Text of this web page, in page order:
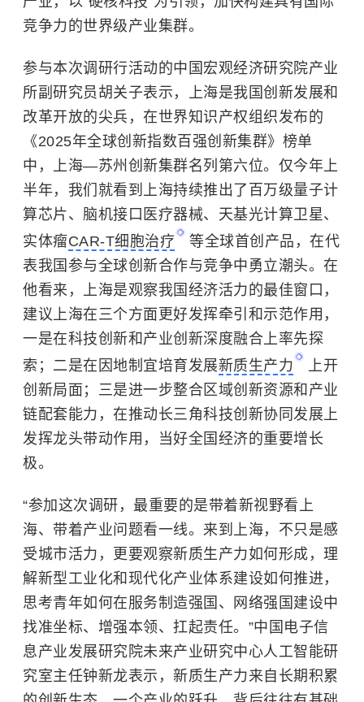
竞争力的世界级产业集群。
参与本次调研行活动的中国宏观经济研究院产业
所副研究员胡关子表示，上海是我国创新发展和
改革开放的尖兵，在世界知识产权组织发布的
《2025年全球创新指数百强创新集群》榜单
中，上海—苏州创新集群名列第六位。仅今年上
半年，我们就看到上海持续推出了百万级量子计
算芯片、脑机接口医疗器械、天基光计算卫星、
实体瘤CAR-T细胞治疗
等全球首创产品，在代
表我国参与全球创新合作与竞争中勇立潮头。在
他看来，上海是观察我国经济活力的最佳窗口，
建议上海在三个方面更好发挥牵引和示范作用，
一是在科技创新和产业创新深度融合上率先探
索；二是在因地制宜培育发展新质生产力
上开
创新局面；三是进一步整合区域创新资源和产业
链配套能力，在推动长三角科技创新协同发展上
发挥龙头带动作用，当好全国经济的重要增长
极。
“参加这次调研，最重要的是带着新视野看上
海、带着产业问题看一线。来到上海，不只是感
受城市活力，更要观察新质生产力如何形成，理
解新型工业化和现代化产业体系建设如何推进，
思考青年如何在服务制造强国、网络强国建设中
找准坐标、增强本领、扛起责任。”中国电子信
息产业发展研究院未来产业研究中心人工智能研
究室主任钟新龙表示，新质生产力来自长期积累